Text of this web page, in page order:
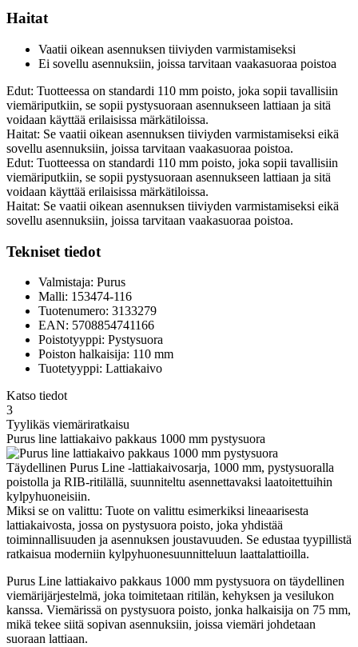
Haitat
Vaatii oikean asennuksen tiiviyden varmistamiseksi
Ei sovellu asennuksiin, joissa tarvitaan vaakasuoraa poistoa
Edut: Tuotteessa on standardi 110 mm poisto, joka sopii tavallisiin
viemäriputkiin, se sopii pystysuoraan asennukseen lattiaan ja sitä
voidaan käyttää erilaisissa märkätiloissa.
Haitat: Se vaatii oikean asennuksen tiiviyden varmistamiseksi eikä
sovellu asennuksiin, joissa tarvitaan vaakasuoraa poistoa.
Edut: Tuotteessa on standardi 110 mm poisto, joka sopii tavallisiin
viemäriputkiin, se sopii pystysuoraan asennukseen lattiaan ja sitä
voidaan käyttää erilaisissa märkätiloissa.
Haitat: Se vaatii oikean asennuksen tiiviyden varmistamiseksi eikä
sovellu asennuksiin, joissa tarvitaan vaakasuoraa poistoa.
Tekniset tiedot
Valmistaja: Purus
Malli: 153474-116
Tuotenumero: 3133279
EAN: 5708854741166
Poistotyyppi: Pystysuora
Poiston halkaisija: 110 mm
Tuotetyyppi: Lattiakaivo
Katso tiedot
3
Tyylikäs viemäriratkaisu
Purus line lattiakaivo pakkaus 1000 mm pystysuora
Täydellinen Purus Line -lattiakaivosarja, 1000 mm, pystysuoralla
poistolla ja RIB-ritilällä, suunniteltu asennettavaksi laatoitettuihin
kylpyhuoneisiin.
Miksi se on valittu: Tuote on valittu esimerkiksi lineaarisesta
lattiakaivosta, jossa on pystysuora poisto, joka yhdistää
toiminnallisuuden ja asennuksen joustavuuden. Se edustaa tyypillistä
ratkaisua moderniin kylpyhuonesuunnitteluun laattalattioilla.
Purus Line lattiakaivo pakkaus 1000 mm pystysuora on täydellinen
viemärijärjestelmä, joka toimitetaan ritilän, kehyksen ja vesilukon
kanssa. Viemärissä on pystysuora poisto, jonka halkaisija on 75 mm,
mikä tekee siitä sopivan asennuksiin, joissa viemäri johdetaan
suoraan lattiaan.